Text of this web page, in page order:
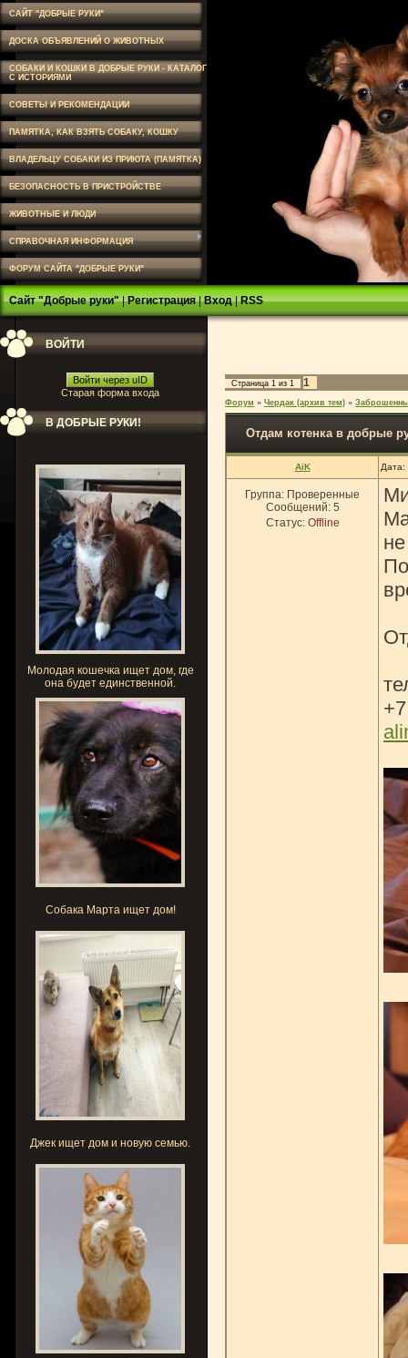
САЙТ "ДОБРЫЕ РУКИ"
ДОСКА ОБЪЯВЛЕНИЙ О ЖИВОТНЫХ
СОБАКИ И КОШКИ В ДОБРЫЕ РУКИ - КАТАЛОГ
С ИСТОРИЯМИ
СОВЕТЫ И РЕКОМЕНДАЦИИ
ПАМЯТКА, КАК ВЗЯТЬ СОБАКУ, КОШКУ
ВЛАДЕЛЬЦУ СОБАКИ ИЗ ПРИЮТА (ПАМЯТКА)
БЕЗОПАСНОСТЬ В ПРИСТРОЙСТВЕ
ЖИВОТНЫЕ И ЛЮДИ
СПРАВОЧНАЯ ИНФОРМАЦИЯ
ФОРУМ САЙТА "ДОБРЫЕ РУКИ"
Сайт "Добрые руки"|Регистрация|Вход|RSS
ВОЙТИ
Войти через uID
Старая форма входа
В ДОБРЫЕ РУКИ!
Молодая кошечка ищет дом, где
она будет единственной.
Собака Марта ищет дом!
Джек ищет дом и новую семью.
Страница 1 из 1 1
Форум » Чердак (архив тем) »
Отдам котенка в добрые
AiK Дата:
Группа: Проверенные
Сообщений: 5
Статус: Offline